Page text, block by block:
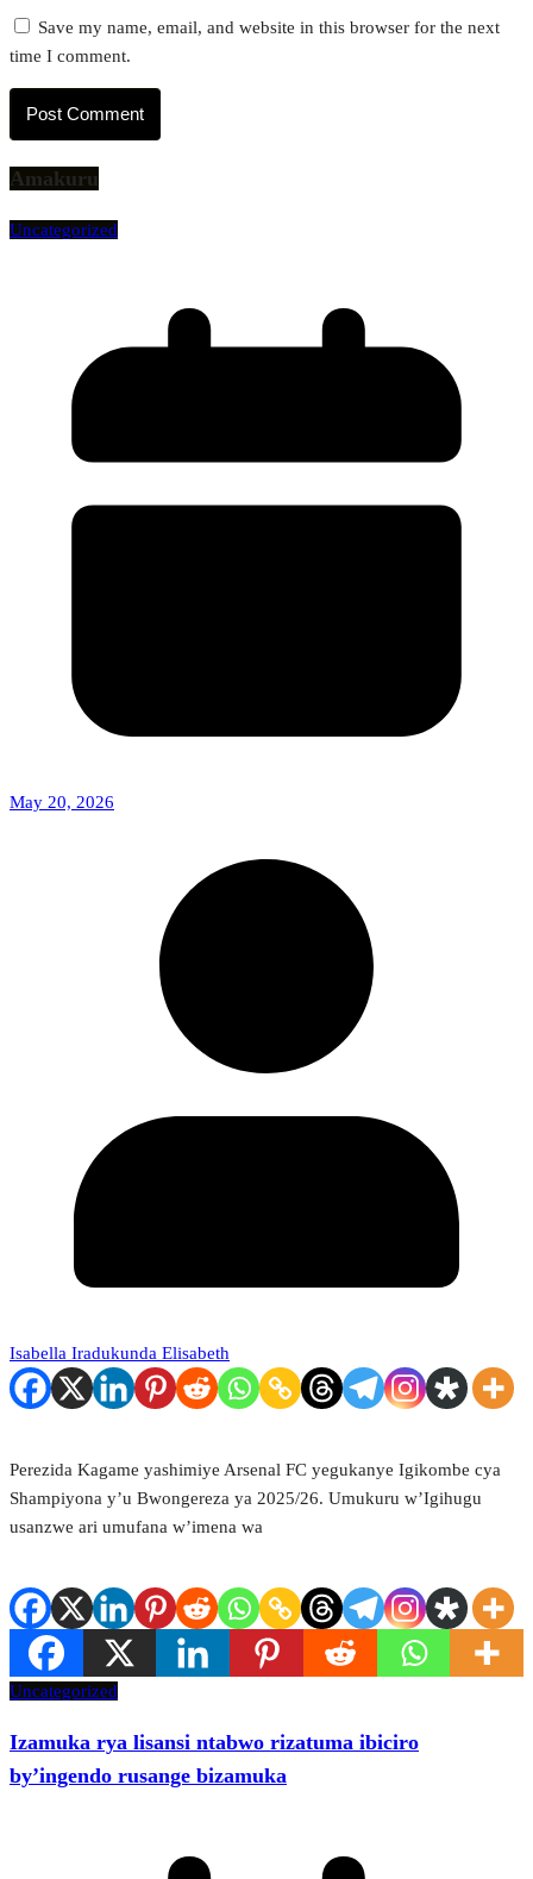
Save my name, email, and website in this browser for the next
time I comment.
Amakuru
Uncategorized
May 20, 2026
Isabella Iradukunda Elisabeth
Perezida Kagame yashimiye Arsenal FC yegukanye Igikombe cya
Shampiyona y’u Bwongereza ya 2025/26. Umukuru w’Igihugu
usanzwe ari umufana w’imena wa
Uncategorized
Izamuka rya lisansi ntabwo rizatuma ibiciro
by’ingendo rusange bizamuka